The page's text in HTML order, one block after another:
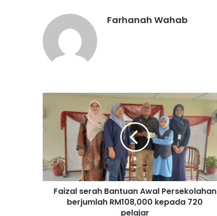
Farhanah Wahab
a
i
z
s
e
r
Faizal serah Bantuan Awal Persekolahan
berjumlah RM108,000 kepada 720
pelajar